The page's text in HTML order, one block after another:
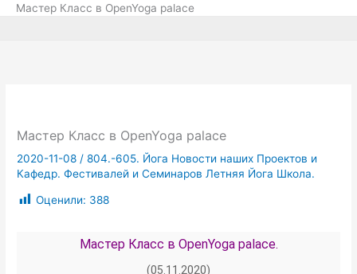
Мастер Класс в OpenYoga palace
Мастер Класс в OpenYoga palace
2020-11-08 /804.-605. Йога Новости наших Проектов и
Кафедр. Фестивалей и Семинаров Летняя Йога Школа.
Оценили: 388
Мастер Класс в OpenYoga palace.
(05.11.2020)